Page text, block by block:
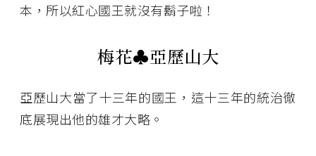
本，所以紅心國王就沒有鬍子啦！
梅花♣――亞歷山大
亞歷山大當了十三年的國王，這十三年的統治徹
底展現出他的雄才大略。